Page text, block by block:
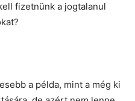
fizetnünk a jogtalanul
a példa, mint a még ki